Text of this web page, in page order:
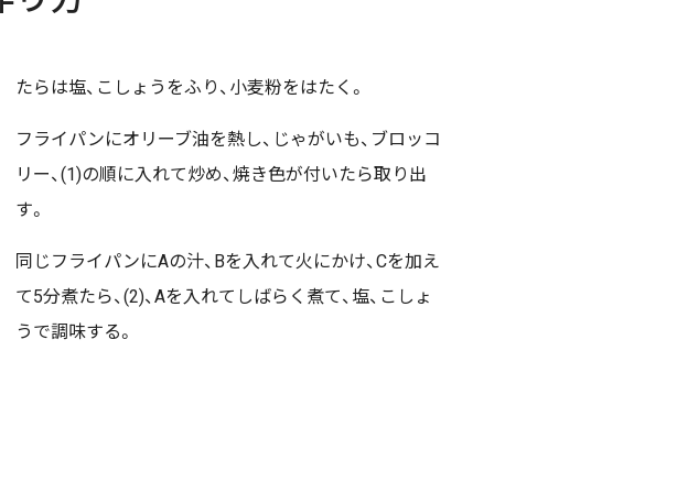
たらは塩、こしょうをふり、小麦粉をはたく。
フライパンにオリーブ油を熱し、じゃがいも、ブロッコ
リー、(1)の順に入れて炒め、焼き色が付いたら取り出
す。
同じフライパンにAの汁、Bを入れて火にかけ、Cを加え
て5分煮たら、(2)、Aを入れてしばらく煮て、塩、こしょ
うで調味する。